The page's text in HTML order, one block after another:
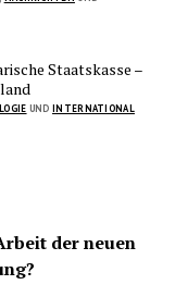
Staatskasse –
UNDINTERNATIONAL
der neuen